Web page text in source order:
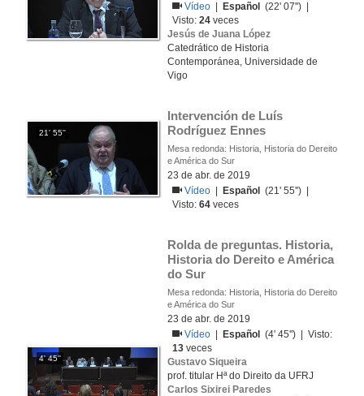
Vídeo
Español
(22' 07'') |
Visto:24 veces
Jesús de Juana López
Catedrático de Historia
Contemporánea, Universidade de
Vigo
21' 55''
Intervención de Luís
Rodríguez Ennes
Mesa redonda: Historia, Historia do Dereito
e América do Sur
23 de abr. de 2019
Vídeo
Español
(21' 55'') |
Visto:64 veces
4' 45''
Rolda de preguntas. Historia,
Historia do Dereito e América
do Sur
Mesa redonda: Historia, Historia do Dereito
e América do Sur
23 de abr. de 2019
Vídeo
Español
(4' 45'') | Visto:
13 veces
Gustavo Siqueira
prof. titular Hª do Direito da UFRJ
Carlos Sixirei Paredes